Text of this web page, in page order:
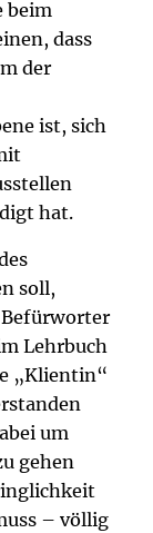
beim
dass
der
ist, sich
hat.
soll,
Lehrbuch
„Klientin“
um
gehen
– völlig